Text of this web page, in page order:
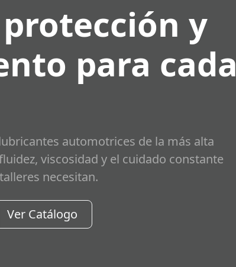
y
para cada
automotrices de la más alta
viscosidad y el cuidado constante
necesitan.
Ver Catálogo